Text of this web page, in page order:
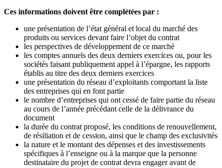
Ces informations doivent être complétées par :
une présentation de l’état général et local du marché des
produits ou services devant faire l’objet du contrat
les perspectives de développement de ce marché
les comptes annuels des deux derniers exercices ou, pour les
sociétés faisant publiquement appel à l’épargne, les rapports
établis au titre des deux derniers exercices
une présentation du réseau d’exploitants comportant la liste
des entreprises qui en font partie
le nombre d’entreprises qui ont cessé de faire partie du réseau
au cours de l’année précédant celle de la délivrance du
document
la durée du contrat proposé, les conditions de renouvellement,
de résiliation et de cession, ainsi que le champ des exclusivités
la nature et le montant des dépenses et des investissements
spécifiques à l’enseigne ou à la marque que la personne
destinataire du projet de contrat devra engager avant de